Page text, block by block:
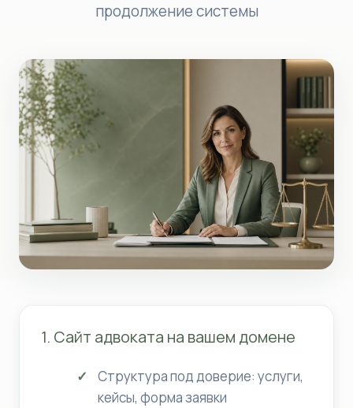
продолжение системы
1. Сайт адвоката на вашем домене
Структура под доверие: услуги,
кейсы, форма заявки